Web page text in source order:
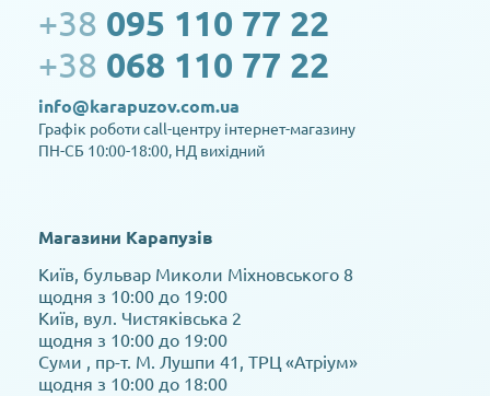
+38 095 110 77 22
+38 068 110 77 22
info@karapuzov.com.ua
Графік роботи call-центру інтернет-магазину
ПН-СБ 10:00-18:00, НД вихідний
Магазини Карапузів
Київ, бульвар Миколи Міхновського 8
щодня з 10:00 до 19:00
Київ, вул. Чистяківська 2
щодня з 10:00 до 19:00
Суми , пр-т. М. Лушпи 41, ТРЦ «Атріум»
щодня з 10:00 до 18:00